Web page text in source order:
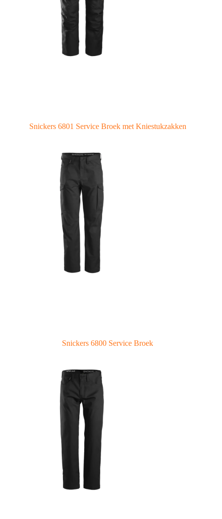
Snickers 6801 Service Broek met Kniestukzakken
Snickers 6800 Service Broek